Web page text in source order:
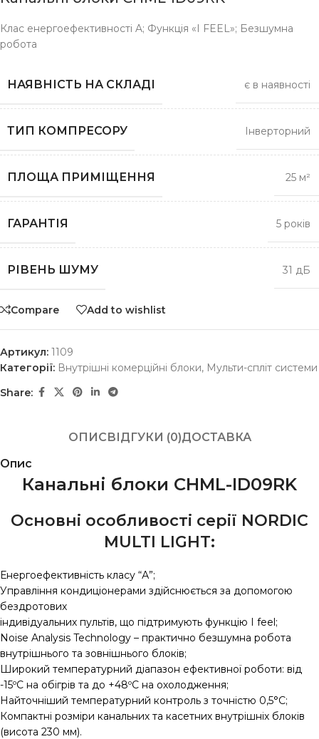
Клас енергоефективності A; Функція «I FEEL»; Безшумна
робота
НАЯВНІСТЬ НА СКЛАДІ є в наявності
ТИП КОМПРЕСОРУ Інверторний
ПЛОЩА ПРИМІЩЕННЯ 25 м²
ГАРАНТІЯ 5 років
РІВЕНЬ ШУМУ 31 дБ
Compare Add to wishlist
Артикул: 1109
Категорії: Внутрішні комерційні блоки, Мульти-спліт системи
Share:
ОПИСВІДГУКИ (0)ДОСТАВКА
Опис
Канальні блоки CHML-ID09RK
Основні особливості серії NORDIC
MULTI LIGHT:
Енергоефективність класу “А”;
Управління кондиціонерами здійснюється за допомогою
бездротових
індивідуальних пультів, що підтримують функцію I feel;
Noise Analysis Technology – практично безшумна робота
внутрішнього та зовнішнього блоків;
Широкий температурний діапазон ефективної роботи: від
-15ºС на обігрів та до +48ºС на охолодження;
Найточніший температурний контроль з точністю 0,5°C;
Компактні розміри канальних та касетних внутрішніх блоків
(висота 230 мм).